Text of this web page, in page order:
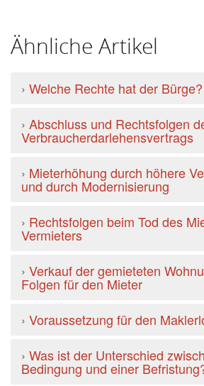
Ähnliche Artikel
› Welche Rechte hat der Bürge?
› Abschluss und Rechtsfolgen
Verbraucherdarlehensvertrags
› Mieterhöhung durch höhere
und durch Modernisierung
› Rechtsfolgen beim Tod des
Vermieters
› Verkauf der gemieteten
Folgen für den Mieter
› Voraussetzung für den
› Was ist der Unterschied
Bedingung und einer